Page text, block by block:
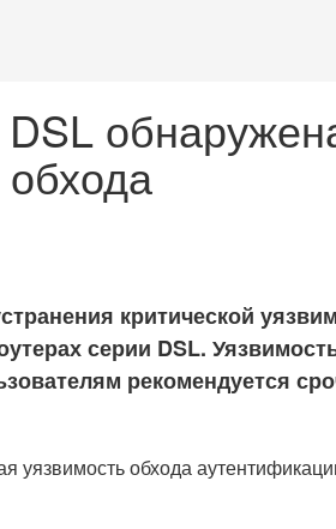
обхода
критической
серии DSL.
рекомендуется